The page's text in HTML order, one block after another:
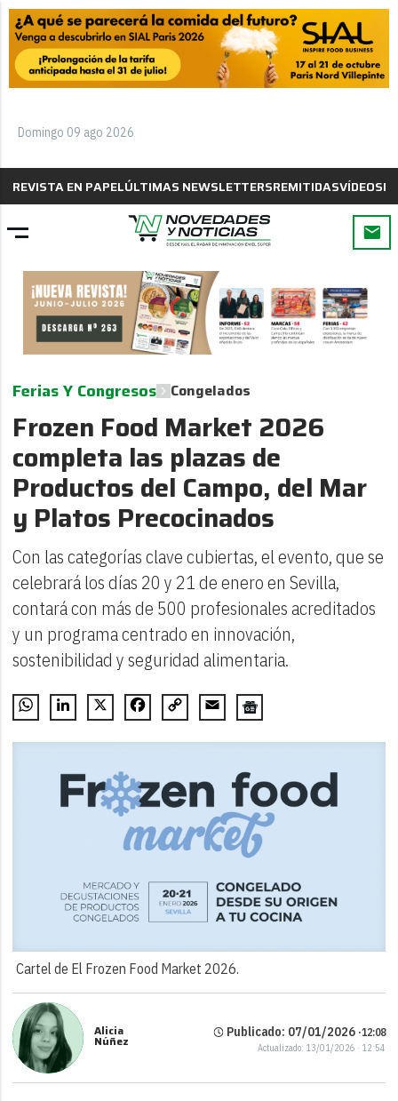
Domingo 09 ago 2026
REVISTA EN PAPELÚLTIMAS NEWSLETTERSREMITIDASVÍDEOS
Ferias Y Congresos Congelados
Frozen Food Market 2026
completa las plazas de
Productos del Campo, del Mar
y Platos Precocinados
Con las categorías clave cubiertas, el evento, que se
celebrará los días 20 y 21 de enero en Sevilla,
contará con más de 500 profesionales acreditados
y un programa centrado en innovación,
sostenibilidad y seguridad alimentaria.
WhatsAppLinkedIn
X FacebookCopy
Email
Cartel de El Frozen Food Market 2026.
Alicia
Núñez
Publicado: 07/01/2026 ·12:08
Actualizado: 13/01/2026 · 12:54